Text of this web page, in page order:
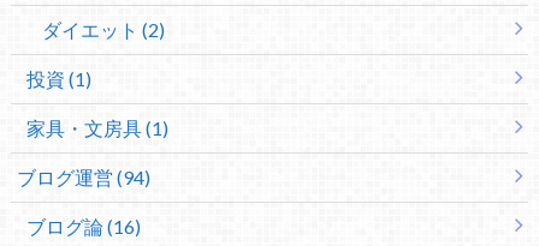
ダイエット (2)
投資 (1)
家具・文房具 (1)
ブログ運営 (94)
ブログ論 (16)